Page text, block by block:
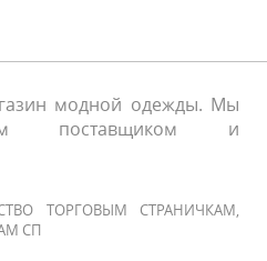
модной одежды. Мы
поставщиком и
ТОРГОВЫМ СТРАНИЧКАМ,
СП